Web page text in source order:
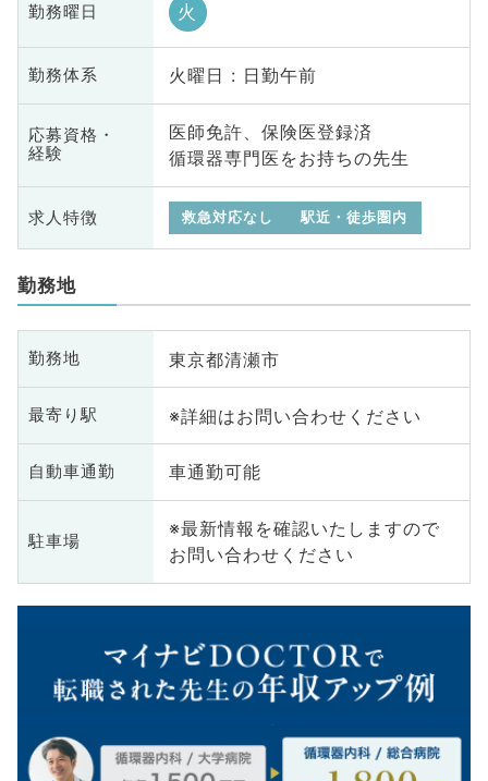
勤務曜日 火
勤務体系 火曜日 : 日勤午前
応募資格・
経験
医師免許、保険医登録済
循環器専門医をお持ちの先生
求人特徴 救急対応なし 駅近・徒歩圏内
勤務地
勤務地 東京都清瀬市
最寄り駅 ※詳細はお問い合わせください
自動車通勤 車通勤可能
駐車場
※最新情報を確認いたしますので
お問い合わせください